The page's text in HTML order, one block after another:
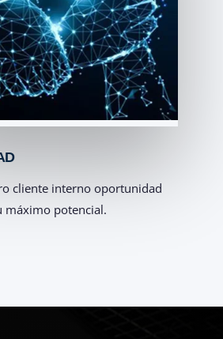
cliente interno oportunidad
máximo potencial.